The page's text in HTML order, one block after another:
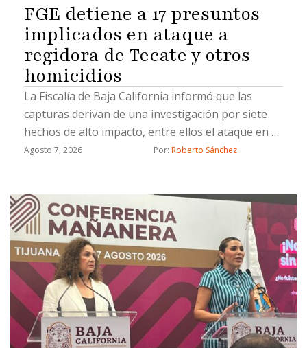
FGE detiene a 17 presuntos
implicados en ataque a
regidora de Tecate y otros
homicidios
La Fiscalía de Baja California informó que las
capturas derivan de una investigación por siete
hechos de alto impacto, entre ellos el ataque en el
que fue asesinado el esposo de una regidora de
Agosto 7, 2026 Por: Roberto Sánchez